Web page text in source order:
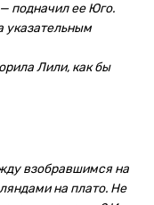
подначил ее Юго.
указательным
Лили, как бы
взобравшимся на
на плато. Не